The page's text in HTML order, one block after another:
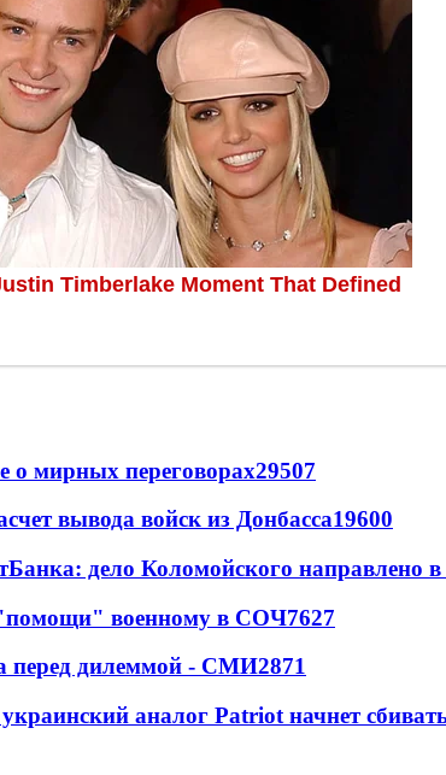
о мирных переговорах29507
вывода войск из Донбасса19600
дело Коломойского направлено в
военному в СОЧ7627
перед дилеммой - СМИ2871
аналог Patriot начнет